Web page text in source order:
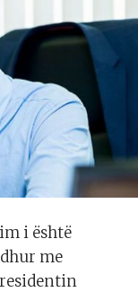
i është
me